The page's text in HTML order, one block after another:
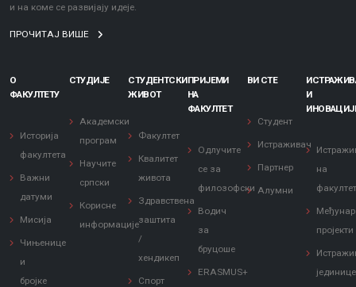
и на коме се развијају идеје.
ПРОЧИТАЈ ВИШЕ
О
ФАКУЛТЕТУ
Историја
факултета
Важни
датуми
Мисија
Чињенице
и
бројке
СТУДИЈЕ
Академски
програм
Научите
српски
Корисне
информације
СТУДЕНТСКИ
ЖИВОТ
Факултет
Квалитет
живота
Здравствена
заштита
/
хендикеп
Спорт
ПРИЈЕМИ
НА
ФАКУЛТЕТ
Одлучите
се за
филозофски
Водич
за
бруцоше
ERASMUS+
ВИ СТЕ
Студент
Истраживач
Партнер
Алумни
И
на
пројекти
јединице